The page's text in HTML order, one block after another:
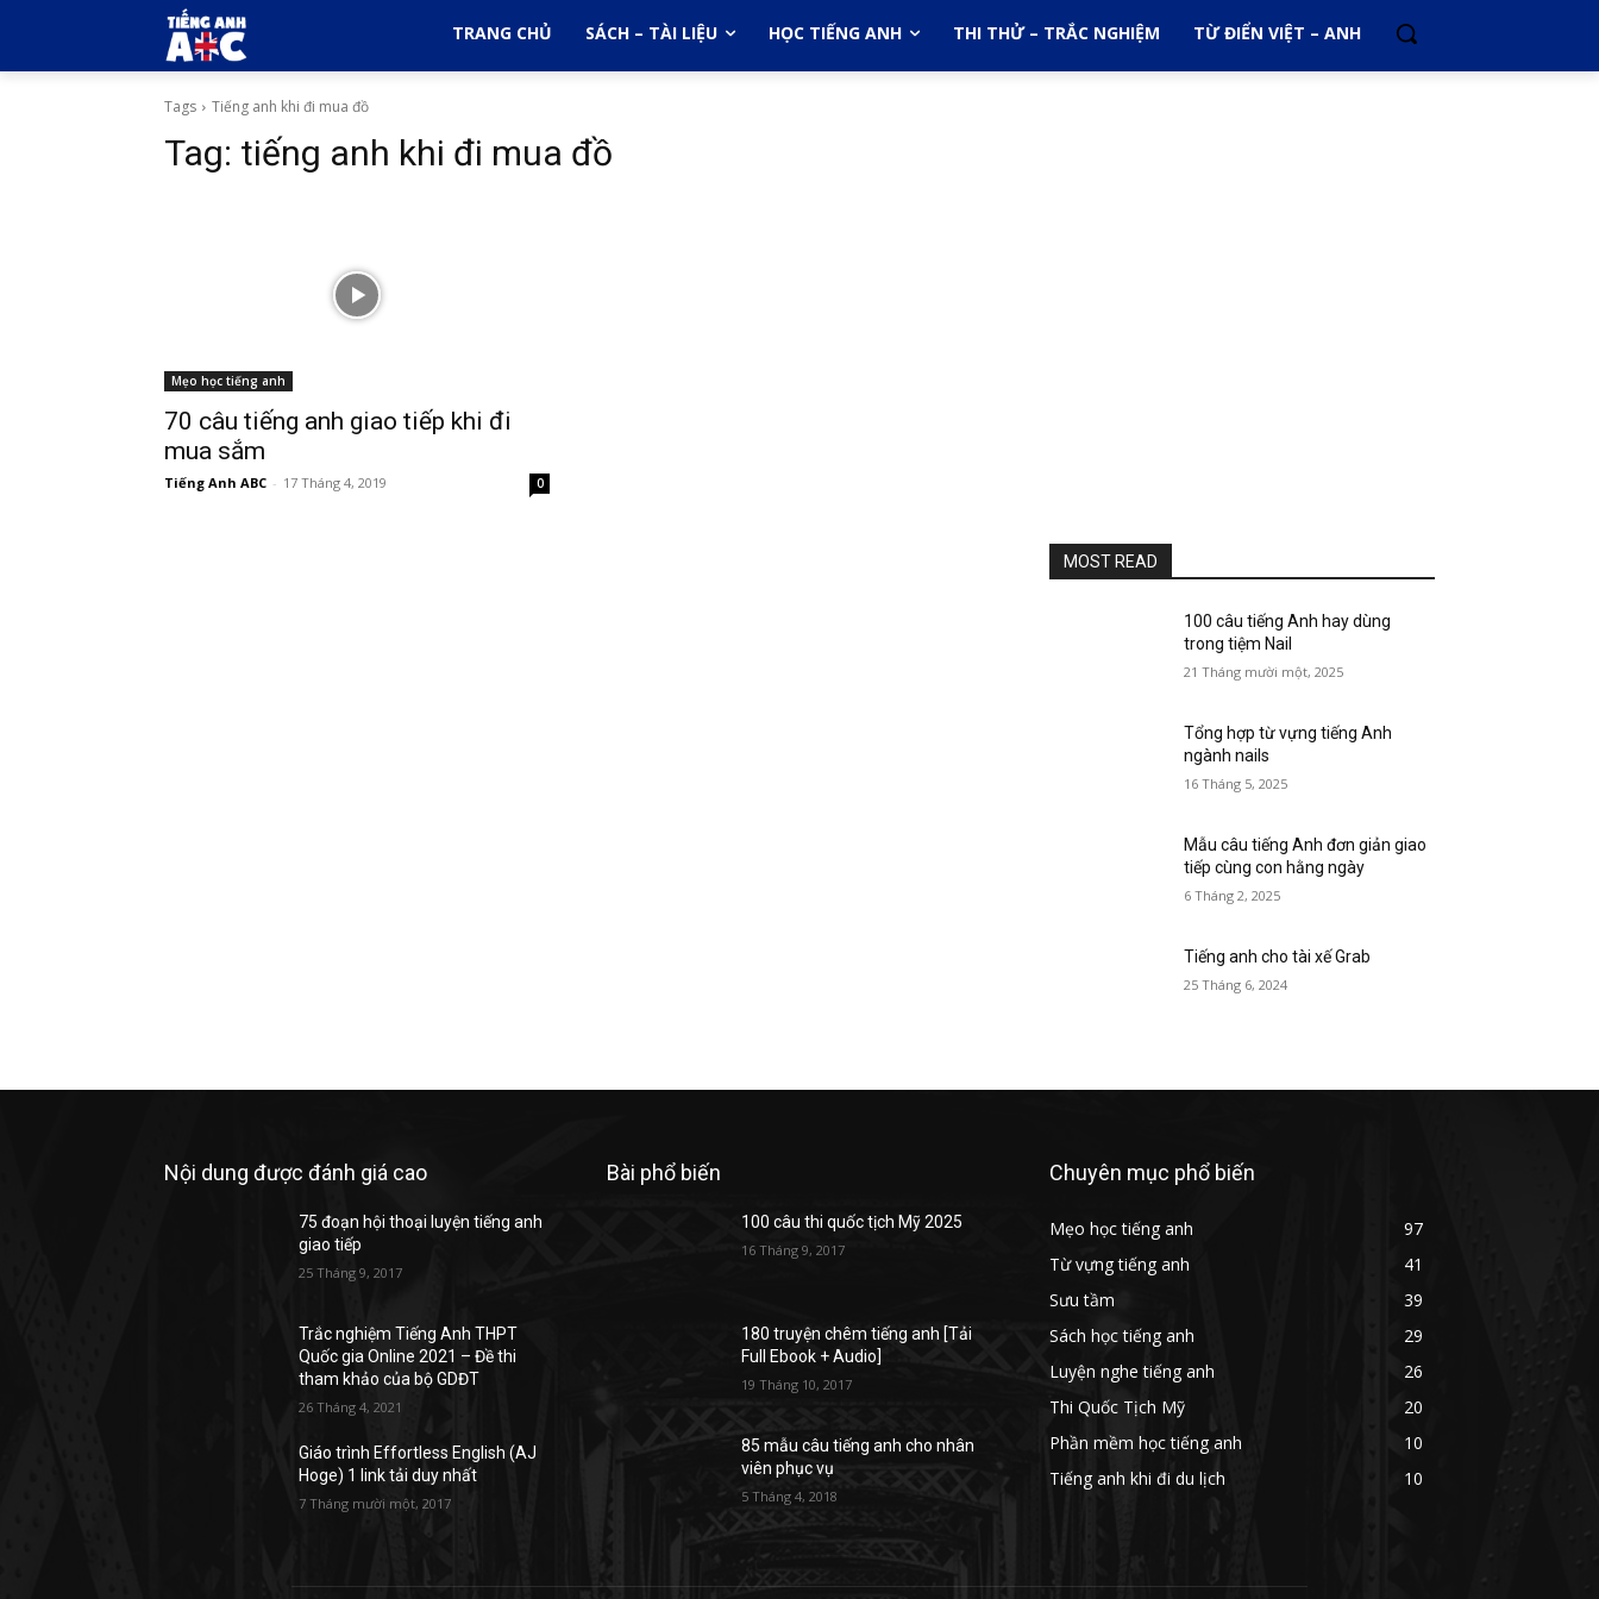
TRANG CHỦ SÁCH – TÀI LIỆU HỌC TIẾNG ANH THI THỬ – TRẮC NGHIỆM TỪ ĐIỂN VIỆT – ANH
Tags Tiếng anh khi đi mua đồ
Tag: tiếng anh khi đi mua đồ
Mẹo học tiếng anh
70 câu tiếng anh giao tiếp khi đi
mua sắm
Tiếng Anh ABC - 17 Tháng 4, 2019 0
MOST READ
100 câu tiếng Anh hay dùng
trong tiệm Nail
21 Tháng mười một, 2025
Tổng hợp từ vựng tiếng Anh
ngành nails
16 Tháng 5, 2025
Mẫu câu tiếng Anh đơn giản giao
tiếp cùng con hằng ngày
6 Tháng 2, 2025
Tiếng anh cho tài xế Grab
25 Tháng 6, 2024
Nội dung được đánh giá cao
75 đoạn hội thoại luyện tiếng anh
giao tiếp
25 Tháng 9, 2017
Trắc nghiệm Tiếng Anh THPT
Quốc gia Online 2021 – Đề thi
tham khảo của bộ GDĐT
26 Tháng 4, 2021
Giáo trình Effortless English (AJ
Hoge) 1 link tải duy nhất
7 Tháng mười một, 2017
Bài phổ biến
100 câu thi quốc tịch Mỹ 2025
16 Tháng 9, 2017
180 truyện chêm tiếng anh [Tải
Full Ebook + Audio]
19 Tháng 10, 2017
85 mẫu câu tiếng anh cho nhân
viên phục vụ
5 Tháng 4, 2018
Chuyên mục phổ biến
Mẹo học tiếng anh
97
Từ vựng tiếng anh
41
Sưu tầm
39
Sách học tiếng anh
29
Luyện nghe tiếng anh
26
Thi Quốc Tịch Mỹ
20
Phần mềm học tiếng anh
10
Tiếng anh khi đi du lịch
10